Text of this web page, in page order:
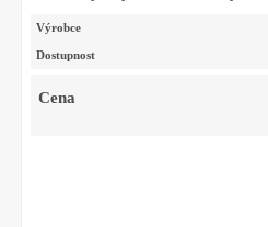
Výrobce
Dostupnost
Cena